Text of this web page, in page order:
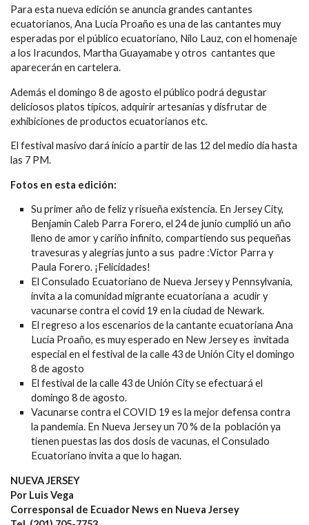
Para esta nueva edición se anuncia grandes cantantes
ecuatorianos, Ana Lucia Proaño es una de las cantantes muy
esperadas por el público ecuatoriano, Nilo Lauz, con el homenaje
a los Iracundos, Martha Guayamabe y otros cantantes que
aparecerán en cartelera.
Además el domingo 8 de agosto el público podrá degustar
deliciosos platos típicos, adquirir artesanías y disfrutar de
exhibiciones de productos ecuatorianos etc.
El festival masivo dará inicio a partir de las 12 del medio día hasta
las 7 PM.
Fotos en esta edición:
Su primer año de feliz y risueña existencia. En Jersey City,
Benjamín Caleb Parra Forero, el 24 de junio cumplió un año
lleno de amor y cariño infinito, compartiendo sus pequeñas
travesuras y alegrías junto a sus padre :Víctor Parra y
Paula Forero. ¡Felicidades!
El Consulado Ecuatoriano de Nueva Jersey y Pennsylvania,
invita a la comunidad migrante ecuatoriana a acudir y
vacunarse contra el covid 19 en la ciudad de Newark.
El regreso a los escenarios de la cantante ecuatoriana Ana
Lucía Proaño, es muy esperado en New Jersey es invitada
especial en el festival de la calle 43 de Unión City el domingo
8 de agosto
El festival de la calle 43 de Unión City se efectuará el
domingo 8 de agosto.
Vacunarse contra el COVID 19 es la mejor defensa contra
la pandemia. En Nueva Jersey un 70 % de la población ya
tienen puestas las dos dosis de vacunas, el Consulado
Ecuatoriano invita a que lo hagan.
NUEVA JERSEY
Por Luis Vega
Corresponsal de Ecuador News en Nueva Jersey